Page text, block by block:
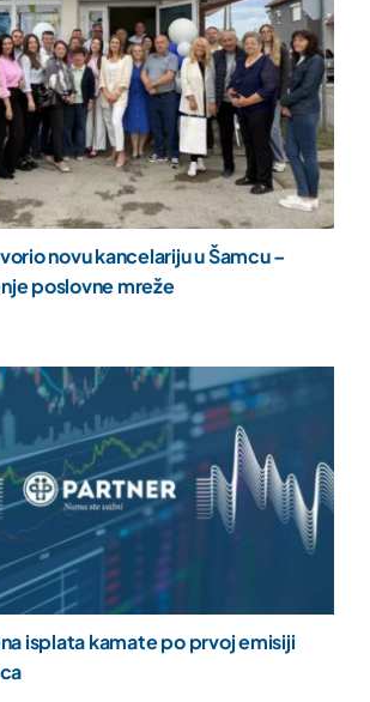
novu kancelariju u Šamcu –
poslovne mreže
isplata kamate po prvoj emisiji